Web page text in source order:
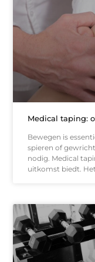
Medical taping:
Bewegen is
spieren of
nodig. Medical
uitkomst biedt.